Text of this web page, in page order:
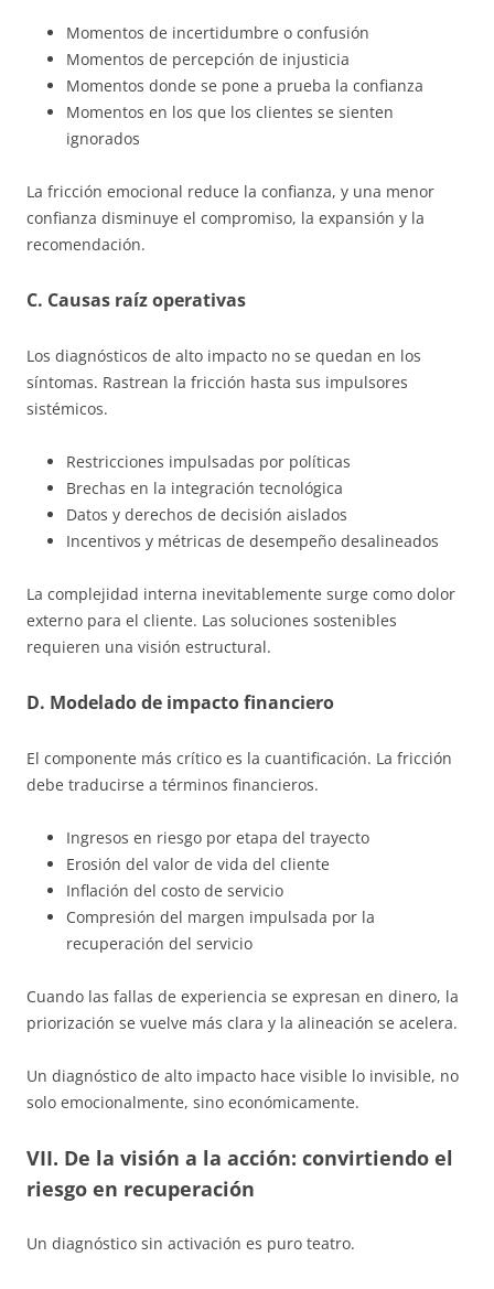
Momentos de incertidumbre o confusión
Momentos de percepción de injusticia
Momentos donde se pone a prueba la confianza
Momentos en los que los clientes se sienten
ignorados
La fricción emocional reduce la confianza, y una menor
confianza disminuye el compromiso, la expansión y la
recomendación.
C. Causas raíz operativas
Los diagnósticos de alto impacto no se quedan en los
síntomas. Rastrean la fricción hasta sus impulsores
sistémicos.
Restricciones impulsadas por políticas
Brechas en la integración tecnológica
Datos y derechos de decisión aislados
Incentivos y métricas de desempeño desalineados
La complejidad interna inevitablemente surge como dolor
externo para el cliente. Las soluciones sostenibles
requieren una visión estructural.
D. Modelado de impacto financiero
El componente más crítico es la cuantificación. La fricción
debe traducirse a términos financieros.
Ingresos en riesgo por etapa del trayecto
Erosión del valor de vida del cliente
Inflación del costo de servicio
Compresión del margen impulsada por la
recuperación del servicio
Cuando las fallas de experiencia se expresan en dinero, la
priorización se vuelve más clara y la alineación se acelera.
Un diagnóstico de alto impacto hace visible lo invisible, no
solo emocionalmente, sino económicamente.
VII. De la visión a la acción: convirtiendo el
riesgo en recuperación
Un diagnóstico sin activación es puro teatro.